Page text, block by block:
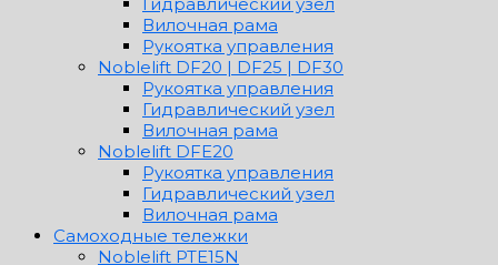
Вилочная рама
Рукоятка управления
Noblelift DF20 | DF25 | DF30
Рукоятка управления
Гидравлический узел
Вилочная рама
Noblelift DFE20
Рукоятка управления
Гидравлический узел
Вилочная рама
Самоходные тележки
Noblelift PTE15N